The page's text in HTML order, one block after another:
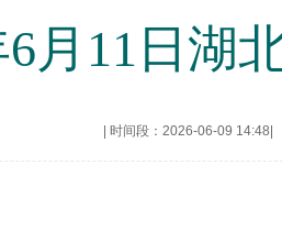
6月11日湖
时间段：2026-06-09 14:48